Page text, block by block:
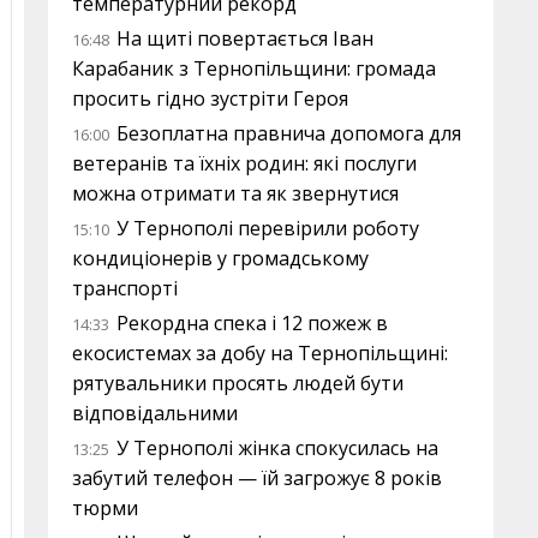
16:48 На щиті повертається Іван
Карабаник з Тернопільщини: громада
просить гідно зустріти Героя
16:00 Безоплатна правнича допомога для
ветеранів та їхніх родин: які послуги
можна отримати та як звернутися
15:10 У Тернополі перевірили роботу
кондиціонерів у громадському
транспорті
14:33 Рекордна спека і 12 пожеж в
екосистемах за добу на Тернопільщині:
рятувальники просять людей бути
відповідальними
13:25 У Тернополі жінка спокусилась на
забутий телефон — їй загрожує 8 років
тюрми